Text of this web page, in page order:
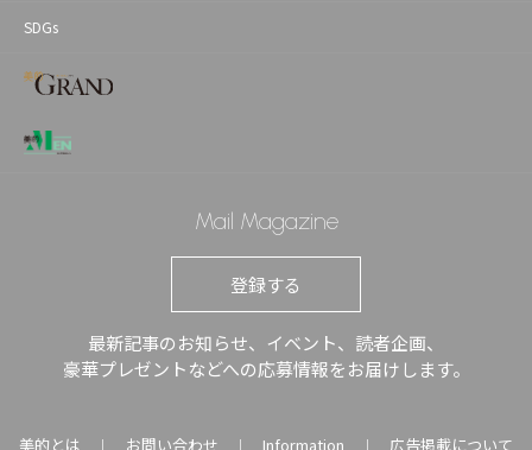
SDGs
Mail Magazine
登録する
最新記事のお知らせ、イベント、読者企画、
豪華プレゼントなどへの応募情報をお届けします。
美的とは お問い合わせ Information 広告掲載について